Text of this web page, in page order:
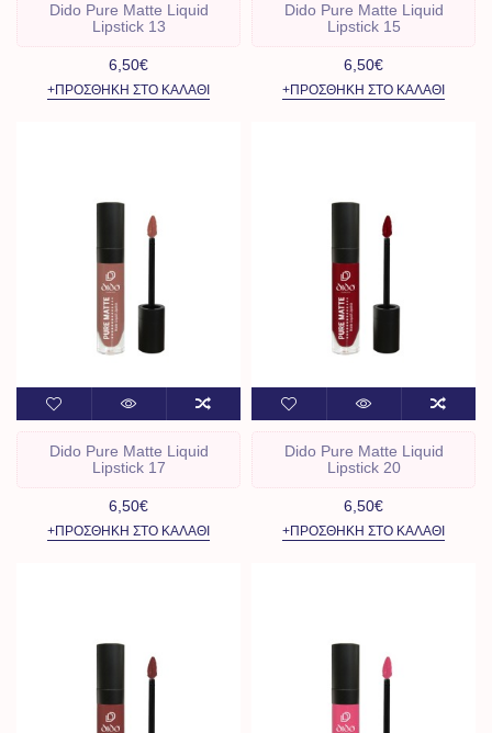
Dido Pure Matte Liquid
Lipstick 13
6,50€
+ΠΡΟΣΘΉΚΗ ΣΤΟ ΚΑΛΆΘΙ
Dido Pure Matte Liquid
Lipstick 15
6,50€
+ΠΡΟΣΘΉΚΗ ΣΤΟ ΚΑΛΆΘΙ
Dido Pure Matte Liquid
Lipstick 17
6,50€
+ΠΡΟΣΘΉΚΗ ΣΤΟ ΚΑΛΆΘΙ
Dido Pure Matte Liquid
Lipstick 20
6,50€
+ΠΡΟΣΘΉΚΗ ΣΤΟ ΚΑΛΆΘΙ